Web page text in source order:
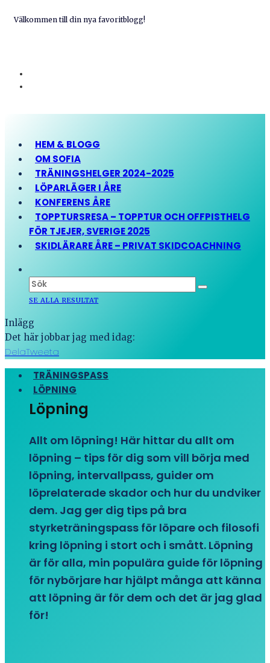
Välkommen till din nya favoritblogg!
HEM & BLOGG
OM SOFIA
TRÄNINGSHELGER 2024-2025
LÖPARLÄGER I ÅRE
KONFERENS ÅRE
TOPPTURSRESA – TOPPTUR OCH OFFPISTHELG
FÖR TJEJER, SVERIGE 2025
SKIDLÄRARE ÅRE – PRIVAT SKIDCOACHNING
SE ALLA RESULTAT
Inlägg
Det här jobbar jag med idag:
DelaTweeta
TRÄNINGSPASS
LÖPNING
Löpning
Allt om löpning! Här hittar du allt om
löpning – tips för dig som vill börja med
löpning, intervallpass, guider om
löprelaterade skador och hur du undviker
dem. Jag ger dig tips på bra
styrketräningspass för löpare och filosofi
kring löpning i stort och i smått. Löpning
är för alla, min populära guide för löpning
för nybörjare har hjälpt många att känna
att löpning är för dem och det är jag glad
för!